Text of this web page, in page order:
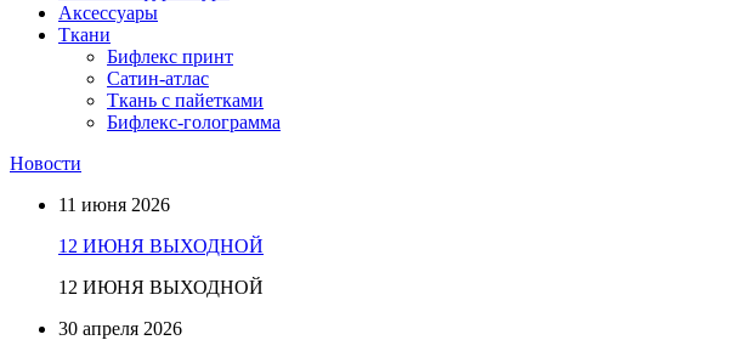
Аксессуары
Ткани
Бифлекс принт
Сатин-атлас
Ткань с пайетками
Бифлекс-голограмма
Новости
11 июня 2026
12 ИЮНЯ ВЫХОДНОЙ
12 ИЮНЯ ВЫХОДНОЙ
30 апреля 2026